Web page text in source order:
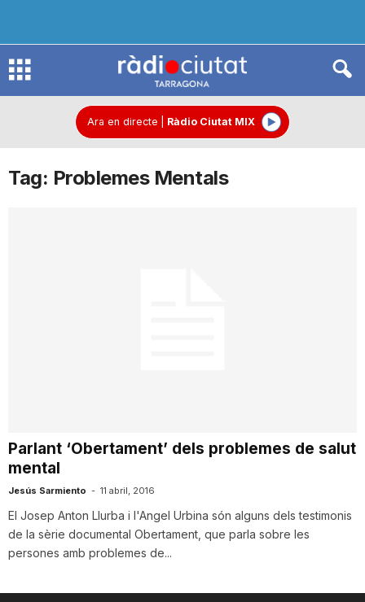
R
d
t
a
t
Ara en directe Ràdio Ciutat MIX
Tag: Problemes Mentals
Parlant ‘Obertament’ dels problemes de salut
mental
Jesús Sarmiento - 11 abril, 2016
El Josep Anton Llurba i l'Angel Urbina són alguns dels testimonis
de la sèrie documental Obertament, que parla sobre les
persones amb problemes de...